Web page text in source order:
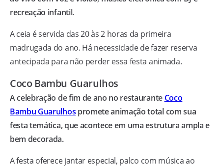
recreação infantil.
A ceia é servida das 20 às 2 horas da primeira
madrugada do ano. Há necessidade de fazer reserva
antecipada para não perder essa festa animada.
Coco Bambu Guarulhos
A celebração de fim de ano no restaurante Coco
Bambu Guarulhos promete animação total com sua
festa temática, que acontece em uma estrutura ampla e
bem decorada.
A festa oferece jantar especial, palco com música ao